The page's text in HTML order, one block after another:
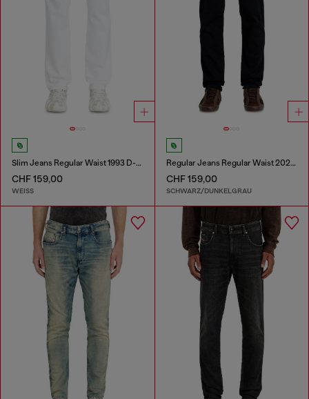
Slim Jeans Regular Waist 1993 D-Vyl
CHF 159,00
WEISS
Regular Jeans Regular Waist 2023 D-Finitive
CHF 159,00
SCHWARZ/DUNKELGRAU